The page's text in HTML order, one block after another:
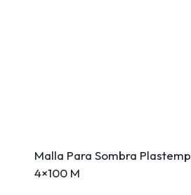
Malla Para Sombra
4×100 M